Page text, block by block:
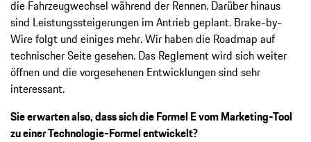
die Fahrzeugwechsel während der Rennen. Darüber hinaus
sind Leistungssteigerungen im Antrieb geplant. Brake-by-
Wire folgt und einiges mehr. Wir haben die Roadmap auf
technischer Seite gesehen. Das Reglement wird sich weiter
öffnen und die vorgesehenen Entwicklungen sind sehr
interessant.
Sie erwarten also, dass sich die Formel E vom Marketing-Tool
zu einer Technologie-Formel entwickelt?